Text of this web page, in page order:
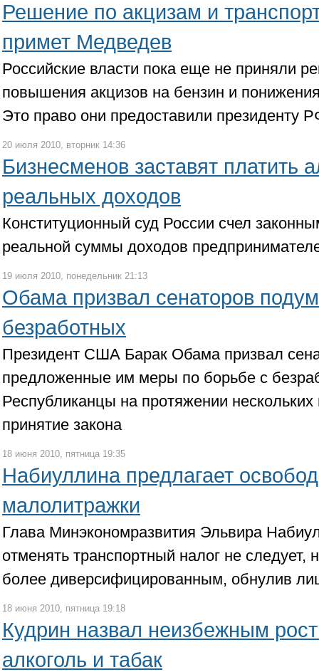
Решение по акцизам и
примет Медведев
Российские власти пока еще не приняли
повышения акцизов на бензин и
Это право они предоставили президенту
20 июля 2010, вторник 14:36
Бизнесменов заставят платить
реальных доходов
Конституционный суд России счел
реальной суммы доходов
19 июля 2010, понедельник 21:13
Обама призвал сенаторов
безработных
Президент США Барак Обама призвал
предложенные им меры по борьбе с
Республиканцы на протяжении
принятие закона
18 июня 2010, пятница 19:35
Набиуллина предлагает
малолитражки
Глава Минэкономразвития Эльвира
отменять транспортный налог не следует,
более диверсифицированным, обнулив
18 июня 2010, пятница 19:18
Кудрин назвал неизбежным
алкоголь и табак